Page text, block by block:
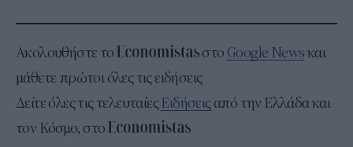
Ακολουθήστε το στο Google Newsκαι
μάθετε πρώτοι όλες τις ειδήσεις
Δείτε όλες τις τελευταίεςΕιδήσειςαπό την Ελλάδα και
τον Κόσμο, στο